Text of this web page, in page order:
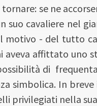
se ne
suo cavaliere nel
- del tutto
aveva affittato uno
di
simbolica. In
privilegiati nella